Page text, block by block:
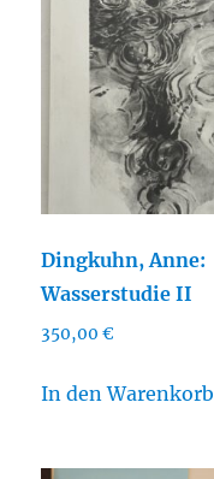
Dingkuhn, Anne:
Wasserstudie II
350,00€
In den Warenkorb